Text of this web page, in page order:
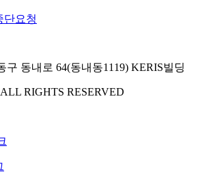
단요청
구 동내로 64(동내동1119) KERIS빌딩
RIGHTS RESERVED